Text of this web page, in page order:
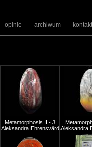
opinie archiwum kontakt
Metamorphosis II - J
Aleksandra Ehrensvärd Aleksandra